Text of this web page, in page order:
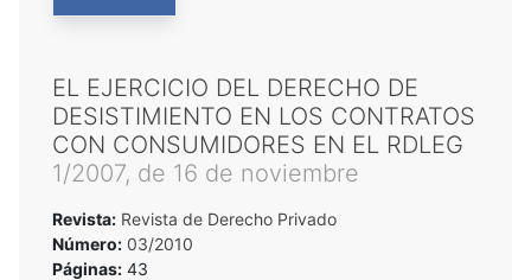
EL EJERCICIO DEL DERECHO DE
DESISTIMIENTO EN LOS CONTRATOS
CON CONSUMIDORES EN EL RDLEG
1/2007, de 16 de noviembre
Revista: Revista de Derecho Privado
Número: 03/2010
Páginas: 43